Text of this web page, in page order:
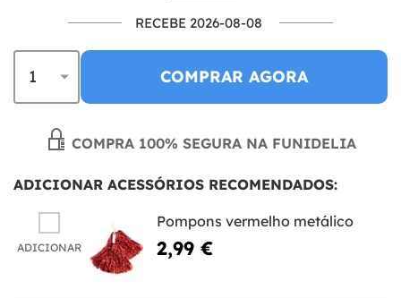
RECEBE 2026-08-08
COMPRAR AGORA
COMPRA 100% SEGURA NA FUNIDELIA
ADICIONAR ACESSÓRIOS RECOMENDADOS:
ADICIONAR
Pompons vermelho metálico
2,99 €